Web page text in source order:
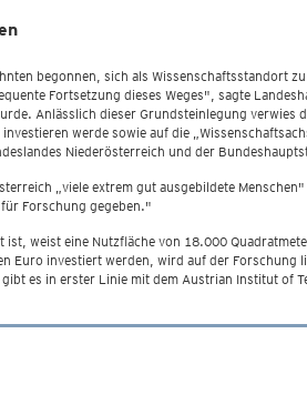
begonnen, sich als
Fortsetzung dieses Weges", sagte
Anlässlich dieser Grundsteinlegung verwies
werde sowie auf die
Niederösterreich und der
„viele extrem gut ausgebildete
Forschung gegeben."
ist, weist eine Nutzfläche von 18.000
Euro investiert werden, wird auf der
es in erster Linie mit dem Austrian Institut